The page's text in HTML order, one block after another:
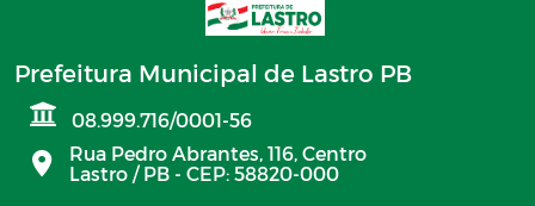
Prefeitura Municipal de Lastro PB
08.999.716/0001-56
Rua Pedro Abrantes, 116, Centro
Lastro / PB - CEP: 58820-000